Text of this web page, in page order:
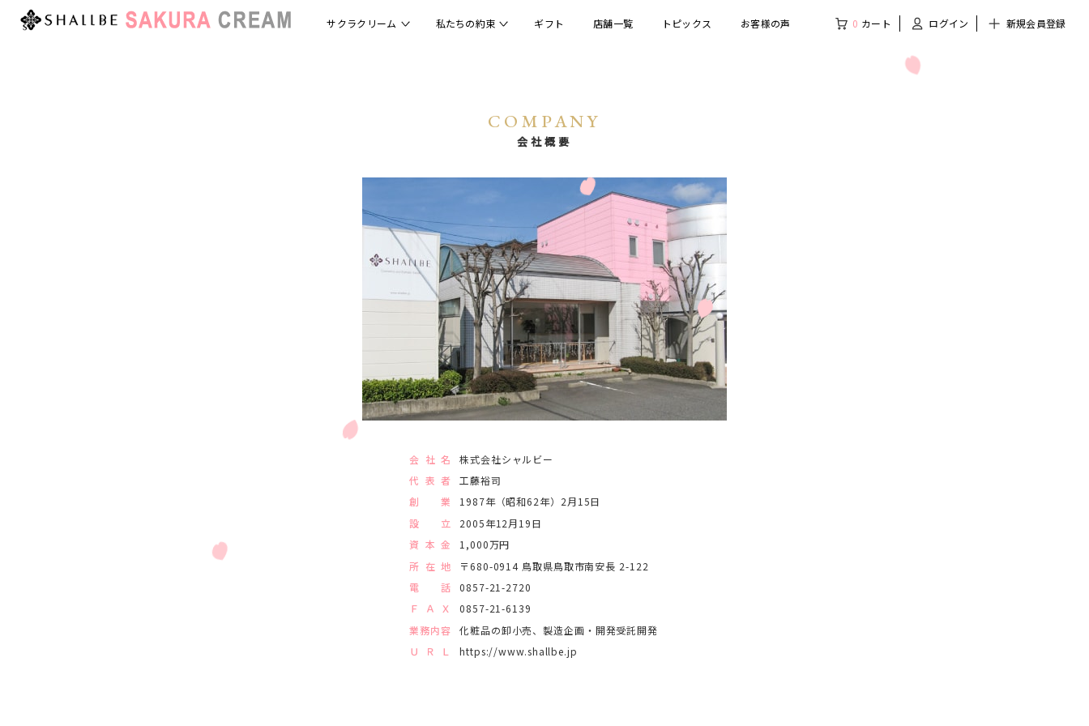
サクラクリーム 私たちの約束 ギフト 店舗一覧 トピックス お客様の声 0 カート ログイン 新規会員登録
COMPANY
会社概要
会社名
株式会社シャルビー
代表者
工藤裕司
創業
1987年（昭和62年）2月15日
設立
2005年12月19日
資本金
1,000万円
所在地
〒680-0914 鳥取県鳥取市南安長 2-122
電話
0857-21-2720
ＦＡＸ
0857-21-6139
業務内容
化粧品の卸小売、製造企画・開発受託開発
ＵＲＬ
https://www.shallbe.jp